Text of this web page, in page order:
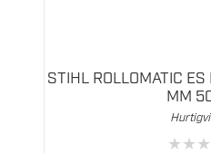
STIHL ROLLOMATIC
MM
★★★